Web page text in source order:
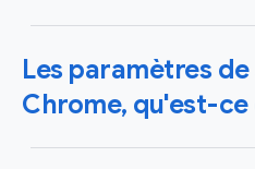
navigateur par défaut sur
Windows et Mac, mais aussi
iPad ou Android. Dans ce
vous cliquez s'ouvrent
Les paramètres
Chrome, qu'est-ce